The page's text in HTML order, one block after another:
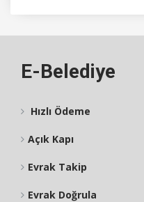
E-Belediye
Hızlı Ödeme
Açık Kapı
Evrak Takip
Evrak Doğrula